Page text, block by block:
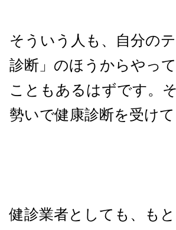
そういう人も、自分の
診断」のほうからやっ
こともあるはずです。
勢いで健康診断を受け
健診業者としても、も